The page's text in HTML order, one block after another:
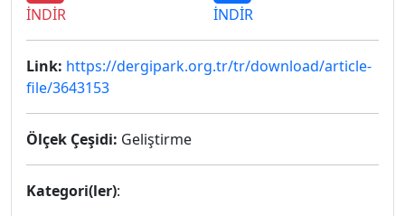
İNDİR İNDİR
Link: https://dergipark.org.tr/tr/download/article-
file/3643153
Ölçek Çeşidi: Geliştirme
Kategori(ler):